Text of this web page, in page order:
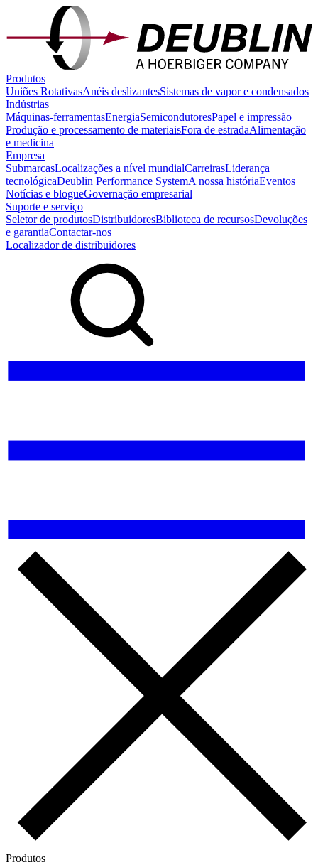
Produtos
Uniões RotativasAnéis deslizantesSistemas de vapor e condensados
Indústrias
Máquinas-ferramentasEnergiaSemicondutoresPapel e impressão
Produção e processamento de materiaisFora de estradaAlimentação
e medicina
Empresa
SubmarcasLocalizações a nível mundialCarreirasLiderança
tecnológicaDeublin Performance SystemA nossa históriaEventos
Notícias e blogueGovernação empresarial
Suporte e serviço
Seletor de produtosDistribuidoresBiblioteca de recursosDevoluções
e garantiaContactar-nos
Localizador de distribuidores
Produtos